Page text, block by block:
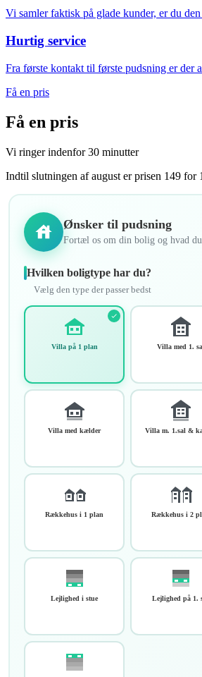
Vi samler faktisk på glade kunder, er du
Hurtig service
Fra første kontakt til første pudsning er der
Få en pris
Få en pris
Vi ringer indenfor 30 minutter
Indtil slutningen af august er prisen 149 for
Ønsker til pudsning
Fortæl os om din bolig og hvad
Hvilken boligtype har du?
Vælg den type der passer bedst
Villa på 1 plan Villa med 1.
Villa med kælder Villa m. 1.sal &
Rækkehus i 1 plan Rækkehus i 2
Lejlighed i stue Lejlighed på 1.